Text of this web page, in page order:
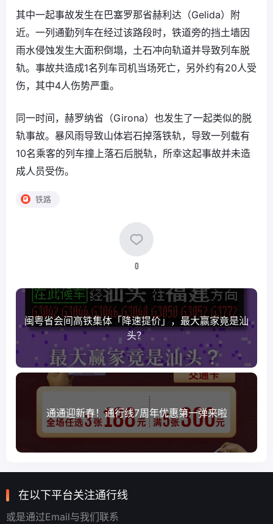
其中一起事故发生在巴塞罗那省赫利达（Gelida）附
近。一列通勤列车在经过该路段时，铁道旁的挡土墙因
雨水侵蚀发生大面积倒塌，土石冲向轨道并导致列车脱
轨。事故共造成1名列车司机当场死亡，另外约有20人受
伤，其中4人伤势严重。
同一时间，赫罗纳省（Girona）也发生了一起类似的脱
轨事故。暴风雨导致山体岩石掉落铁轨，导致一列载有
10名乘客的列车撞上落石后脱轨，所幸这起事故并未造
成人员受伤。
铁路
0
闽粤省会间高铁集体「降速提价」，最大赢家竟是汕
头？
通通迎新春！通行线7周年优惠第一弹来啦
在以下平台关注通行线
或是通过Email与我们联系